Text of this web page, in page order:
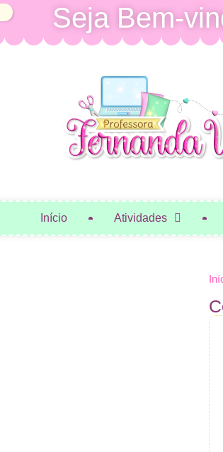
Seja Bem-
Início Atividades